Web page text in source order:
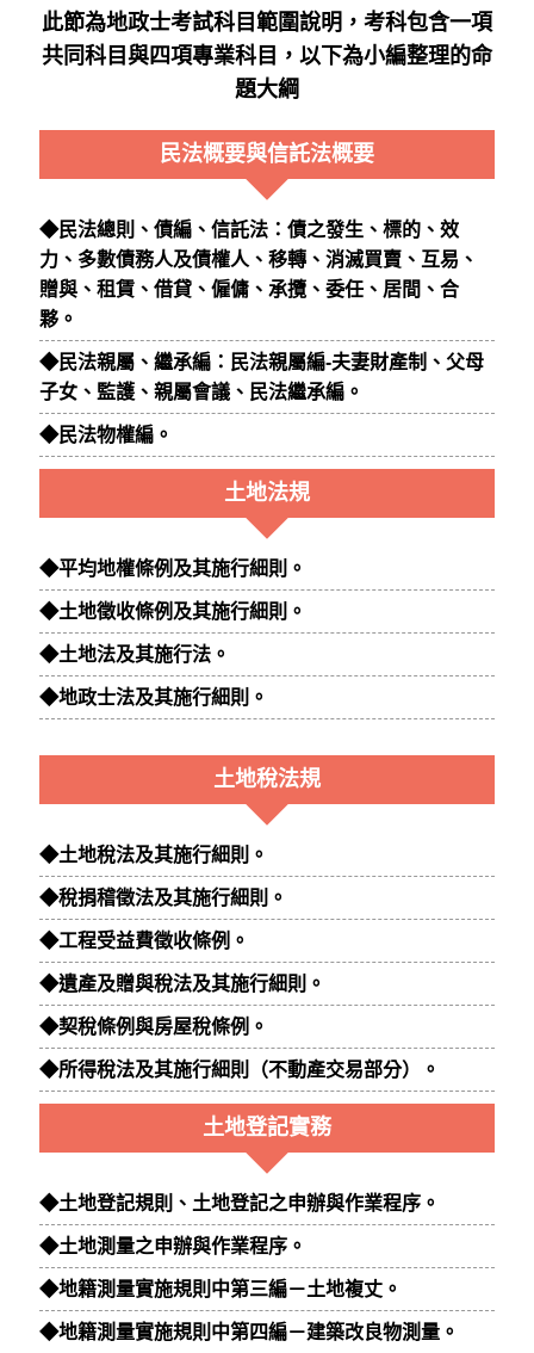
此節為地政士考試科目範圍說明，考科包含一項
共同科目與四項專業科目，以下為小編整理的命
題大綱
民法概要與信託法概要
◆民法總則、債編、信託法：債之發生、標的、效
力、多數債務人及債權人、移轉、消滅買賣、互易、
贈與、租賃、借貸、僱傭、承攬、委任、居間、合
夥。
◆民法親屬、繼承編：民法親屬編-夫妻財產制、父母
子女、監護、親屬會議、民法繼承編。
◆民法物權編。
土地法規
◆平均地權條例及其施行細則。
◆土地徵收條例及其施行細則。
◆土地法及其施行法。
◆地政士法及其施行細則。
土地稅法規
◆土地稅法及其施行細則。
◆稅捐稽徵法及其施行細則。
◆工程受益費徵收條例。
◆遺產及贈與稅法及其施行細則。
◆契稅條例與房屋稅條例。
◆所得稅法及其施行細則（不動產交易部分）。
土地登記實務
◆土地登記規則、土地登記之申辦與作業程序。
◆土地測量之申辦與作業程序。
◆地籍測量實施規則中第三編－土地複丈。
◆地籍測量實施規則中第四編－建築改良物測量。